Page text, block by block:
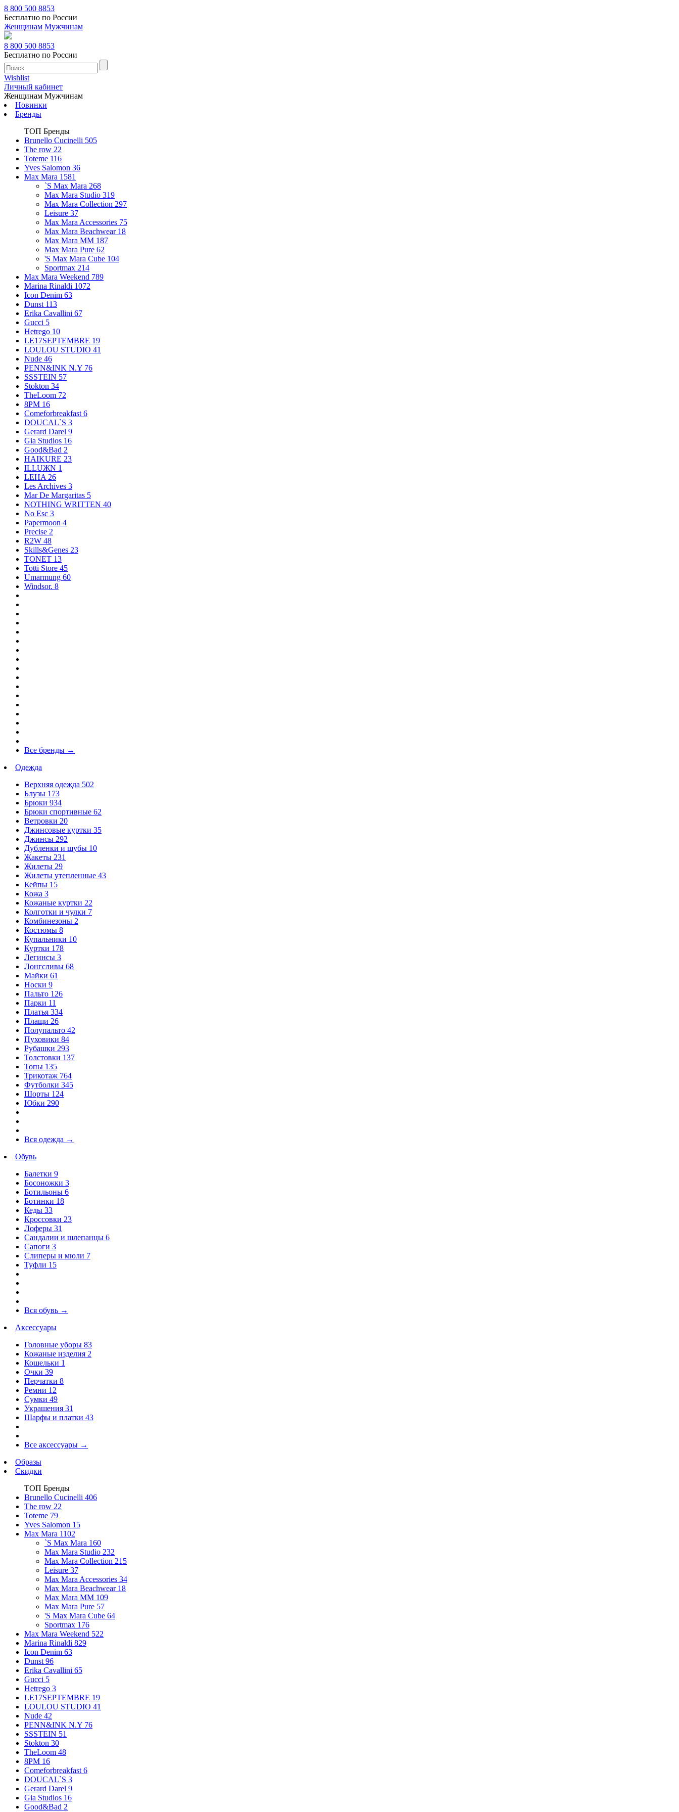
8 800 500 8853
Бесплатно по России
Женщинам Мужчинам
8 800 500 8853
Бесплатно по России
Wishlist
Личный кабинет
Женщинам Мужчинам
Новинки
Бренды
ТОП Бренды
Brunello Cucinelli 505
The row 22
Toteme 116
Yves Salomon 36
Max Mara 1581
`S Max Mara 268
Max Mara Studio 319
Max Mara Collection 297
Leisure 37
Max Mara Accessories 75
Max Mara Beachwear 18
Max Mara MM 187
Max Mara Pure 62
'S Max Mara Cube 104
Sportmax 214
Max Mara Weekend 789
Marina Rinaldi 1072
Icon Denim 63
Dunst 113
Erika Cavallini 67
Gucci 5
Hetrego 10
LE17SEPTEMBRE 19
LOULOU STUDIO 41
Nude 46
PENN&INK N.Y 76
SSSTEIN 57
Stokton 34
TheLoom 72
8PM 16
Comeforbreakfast 6
DOUCAL`S 3
Gerard Darel 9
Gia Studios 16
Good&Bad 2
HAIKURE 23
ILLUЖN 1
LEHA 26
Les Archives 3
Mar De Margaritas 5
NOTHING WRITTEN 40
No Esc 3
Papermoon 4
Precise 2
R2W 48
Skills&Genes 23
TONET 13
Totti Store 45
Umarmung 60
Windsor. 8
Все бренды →
Одежда
Верхняя одежда 502
Блузы 173
Брюки 934
Брюки спортивные 62
Ветровки 20
Джинсовые куртки 35
Джинсы 292
Дубленки и шубы 10
Жакеты 231
Жилеты 29
Жилеты утепленные 43
Кейпы 15
Кожа 3
Кожаные куртки 22
Колготки и чулки 7
Комбинезоны 2
Костюмы 8
Купальники 10
Куртки 178
Легинсы 3
Лонгсливы 68
Майки 61
Носки 9
Пальто 126
Парки 11
Платья 334
Плащи 26
Полупальто 42
Пуховики 84
Рубашки 293
Толстовки 137
Топы 135
Трикотаж 764
Футболки 345
Шорты 124
Юбки 290
Вся одежда →
Обувь
Балетки 9
Босоножки 3
Ботильоны 6
Ботинки 18
Кеды 33
Кроссовки 23
Лоферы 31
Сандалии и шлепанцы 6
Сапоги 3
Слиперы и мюли 7
Туфли 15
Вся обувь →
Аксессуары
Головные уборы 83
Кожаные изделия 2
Кошельки 1
Очки 39
Перчатки 8
Ремни 12
Сумки 49
Украшения 31
Шарфы и платки 43
Все аксессуары →
Образы
Скидки
ТОП Бренды
Brunello Cucinelli 406
The row 22
Toteme 79
Yves Salomon 15
Max Mara 1102
`S Max Mara 160
Max Mara Studio 232
Max Mara Collection 215
Leisure 37
Max Mara Accessories 34
Max Mara Beachwear 18
Max Mara MM 109
Max Mara Pure 57
'S Max Mara Cube 64
Sportmax 176
Max Mara Weekend 522
Marina Rinaldi 829
Icon Denim 63
Dunst 96
Erika Cavallini 65
Gucci 5
Hetrego 3
LE17SEPTEMBRE 19
LOULOU STUDIO 41
Nude 42
PENN&INK N.Y 76
SSSTEIN 51
Stokton 30
TheLoom 48
8PM 16
Comeforbreakfast 6
DOUCAL`S 3
Gerard Darel 9
Gia Studios 16
Good&Bad 2